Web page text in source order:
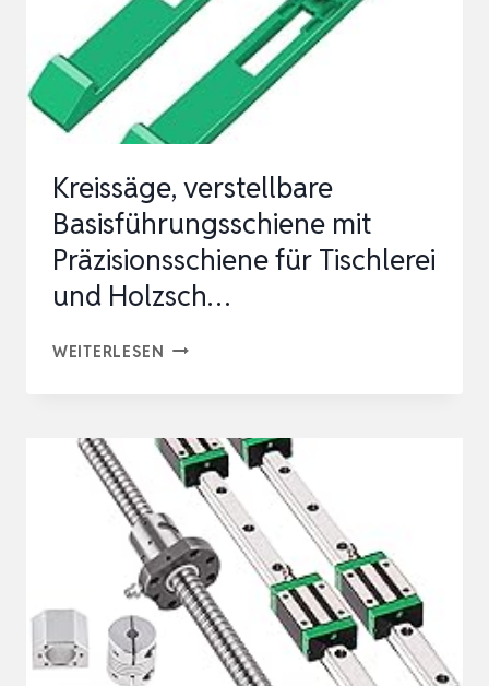
Kreissäge, verstellbare
Basisführungsschiene mit
Präzisionsschiene für Tischlerei
und Holzsch…
WEITERLESEN KREISSÄGE,
MIT
PRÄZISIONSSCHIENE
FÜR
TISCHLEREI
UND
HOLZSCH…